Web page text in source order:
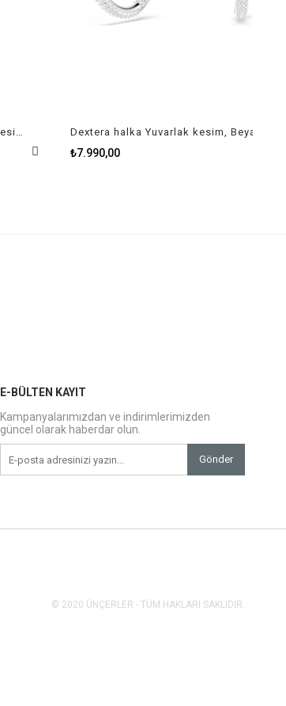
Dextera halka Yuvarlak kesim, Beyaz Küpe
₺7.990,00
E-BÜLTEN KAYIT
Kampanyalarımızdan ve indirimlerimizden
güncel olarak haberdar olun.
Gönder
© 2020 ÜNÇERLER - TÜM HAKLARI SAKLIDIR.